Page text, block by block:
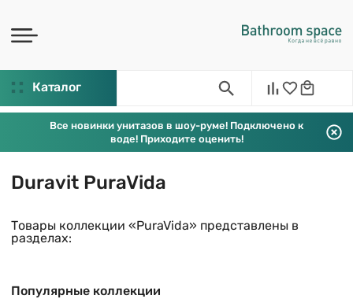
Каталог
Все новинки унитазов в шоу-руме! Подключено к
воде! Приходите оценить!
Duravit PuraVida
Товары коллекции «PuraVida» представлены в
разделах:
Популярные коллекции